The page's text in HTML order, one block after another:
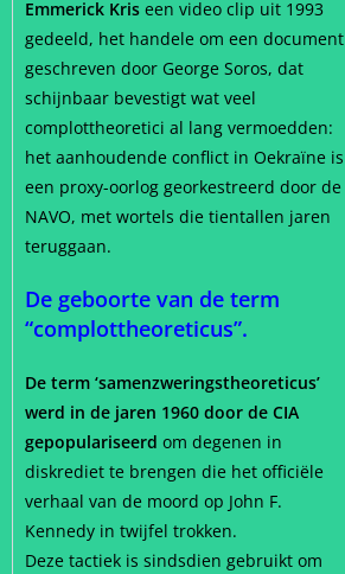
Emmerick Kris een video clip uit 1993
gedeeld, het handele om een document
geschreven door George Soros, dat
schijnbaar bevestigt wat veel
complottheoretici al lang vermoedden:
het aanhoudende conflict in Oekraïne is
een proxy-oorlog georkestreerd door de
NAVO, met wortels die tientallen jaren
teruggaan.
De geboorte van de term
“complottheoreticus”.
De term ‘samenzweringstheoreticus’
werd in de jaren 1960 door de CIA
gepopulariseerd om degenen in
diskrediet te brengen die het officiële
verhaal van de moord op John F.
Kennedy in twijfel trokken.
Deze tactiek is sindsdien gebruikt om